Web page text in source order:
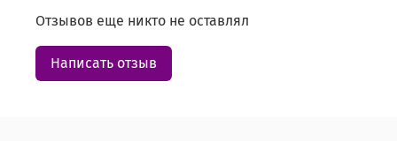
Отзывов еще никто не оставлял
Написать отзыв